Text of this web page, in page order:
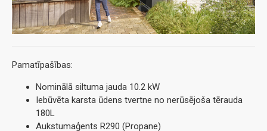
Pamatīpašības:
Nominālā siltuma jauda 10.2 kW
Iebūvēta karsta ūdens tvertne no nerūsējoša tērauda
180L
Aukstumaģents R290 (Propane)